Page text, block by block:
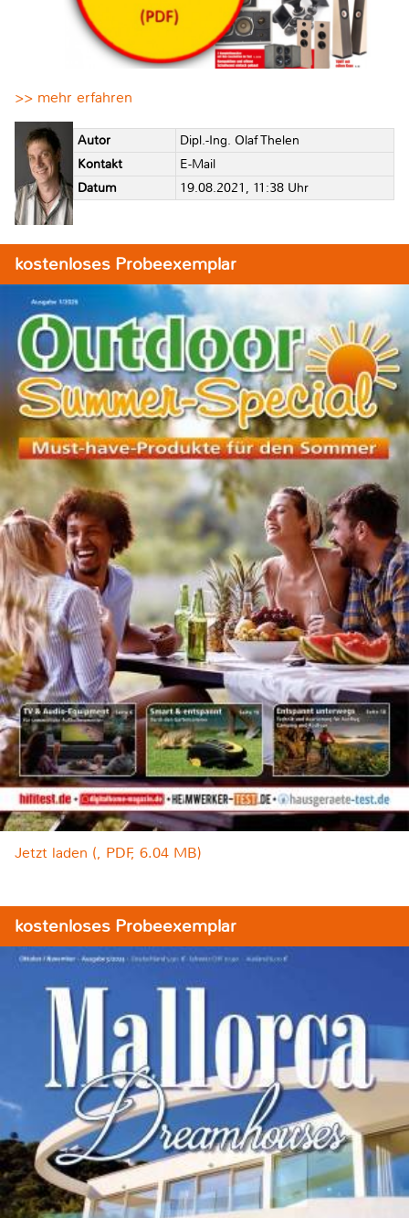
>> mehr erfahren
Autor
Dipl.-Ing. Olaf Thelen
Kontakt
E-Mail
Datum
19.08.2021, 11:38 Uhr
kostenloses Probeexemplar
Jetzt laden (, PDF, 6.04 MB)
kostenloses Probeexemplar